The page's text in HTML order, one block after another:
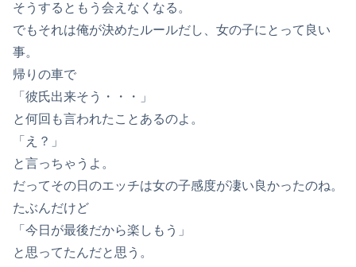
そうするともう会えなくなる。
でもそれは俺が決めたルールだし、女の子にとって良い
事。
帰りの車で
「彼氏出来そう・・・」
と何回も言われたことあるのよ。
「え？」
と言っちゃうよ。
だってその日のエッチは女の子感度が凄い良かったのね。
たぶんだけど
「今日が最後だから楽しもう」
と思ってたんだと思う。